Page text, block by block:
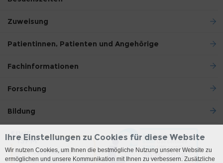
Zuweisung
Patientinnen, Patienten und Angehörige
Fachinformationen
Forschung
Bildung
Ihre Einstellungen zu Cookies für diese Website
Wir nutzen Cookies, um Ihnen die bestmögliche Nutzung unserer Website zu
ermöglichen und unsere Kommunikation mit Ihnen zu verbessern. Zusätzliche